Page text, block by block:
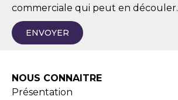
commerciale qui peut en découler.
ENVOYER
NOUS CONNAITRE
Présentation